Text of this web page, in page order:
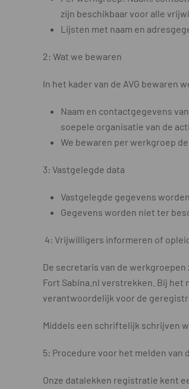
zijn beschikbaar voor alle
Lijsten met naam en
2: Wat we bewaren
In het kader van de AVG bewaren
Naam en contactgegevens
soepele organisatie van de
We bewaren per werkgroep
3: Vastgelegde data
Vastgelegde gegevens
Gegevens worden niet ter
4: Vrijwilligers informeren of
De secretaris van de
Fort Sabina.nl verstrekken. Bij het
verantwoordelijk voor de
Middels een schriftelijk schrijven
5: Procedure voor het melden van
Onze datalekken registratie kent